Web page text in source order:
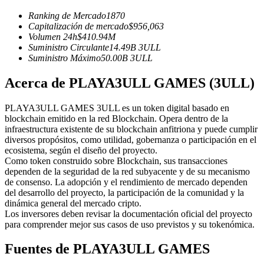
Conviértete en un Trader de Copia
Disfruta del reparto de beneficios y comisiones de copy trading
Ranking de Mercado1870
Capitalización de mercado$956,063
Volumen 24h$410.94M
Suministro Circulante14.49B 3ULL
Suministro Máximo50.00B 3ULL
Acerca de PLAYA3ULL GAMES (3ULL)
PLAYA3ULL GAMES 3ULL es un token digital basado en
blockchain emitido en la red Blockchain. Opera dentro de la
infraestructura existente de su blockchain anfitriona y puede cumplir
diversos propósitos, como utilidad, gobernanza o participación en el
ecosistema, según el diseño del proyecto.
Como token construido sobre Blockchain, sus transacciones
dependen de la seguridad de la red subyacente y de su mecanismo
de consenso. La adopción y el rendimiento de mercado dependen
del desarrollo del proyecto, la participación de la comunidad y la
dinámica general del mercado cripto.
Los inversores deben revisar la documentación oficial del proyecto
para comprender mejor sus casos de uso previstos y su tokenómica.
Fuentes de PLAYA3ULL GAMES